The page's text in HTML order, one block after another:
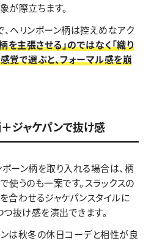
が際立ちます。
ヘリンボーン柄は控えめなアク
を主張させる」のではなく「織り
覚で選ぶと、フォーマル感を崩
＋ジャケパンで抜け感
ーン柄を取り入れる場合は、柄
使うのも一案です。スラックスの
合わせるジャケパンスタイルに
つ抜け感を演出できます。
は秋冬の休日コーデと相性が良